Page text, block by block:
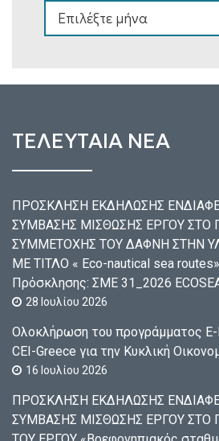
ΤΕΛΕΥΤΑΙΑ ΝΕΑ
ΠΡΟΣΚΛΗΣΗ ΕΚΔΗΛΩΣΗΣ
ΣΥΜΒΑΣΗΣ ΜΙΣΘΩΣΗΣ ΕΡΓΟΥ ΣΤΟ
ΣΥΜΜΕΤΟΧΗΣ ΤΟΥ ΔΑΦΝΗ ΣΤΗΝ
ΜΕ ΤΙΤΛΟ « Eco-nautical sea
Πρόσκλησης: ΣΜΕ 31_2026
28 Ιουλίου 2026
Ολοκλήρωση του προγράμματος E-
CEI-Greece για την Κυκλική
16 Ιουλίου 2026
ΠΡΟΣΚΛΗΣΗ ΕΚΔΗΛΩΣΗΣ
ΣΥΜΒΑΣΗΣ ΜΙΣΘΩΣΗΣ ΕΡΓΟΥ ΣΤΟ